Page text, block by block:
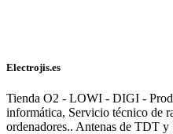
Electrojis.es
Tienda O2 - LOWI - DIGI -
informática, Servicio técnico de
ordenadores.. Antenas de TDT y